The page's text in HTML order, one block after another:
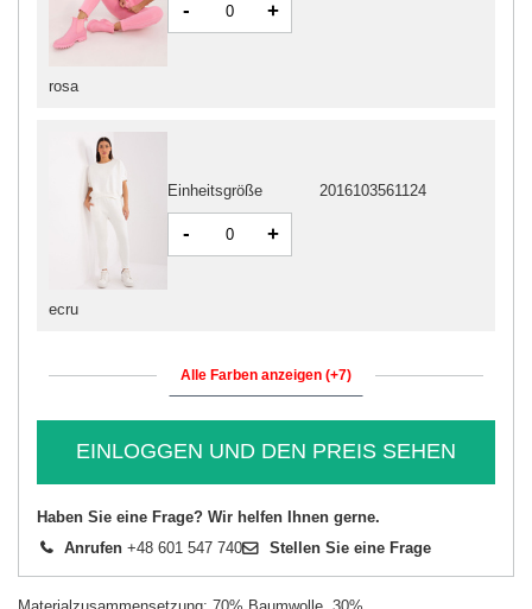
rosa
- +
ecru
Einheitsgröße 2016103561124
- +
Alle Farben anzeigen (+7)
EINLOGGEN UND DEN PREIS SEHEN
Haben Sie eine Frage? Wir helfen Ihnen gerne.
Anrufen +48 601 547 740 Stellen Sie eine Frage